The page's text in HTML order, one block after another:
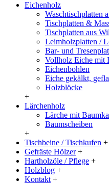
Eichenholz
Waschtischplatten
Tischplatten &
Tischplatten aus
Leimholzplatten /
Bar- und
Vollholz Eiche mit
Eichenbohlen
Eiche gekälkt,
Holzblöcke
+
Lärchenholz
Lärche mit
Baumscheiben
+
Tischbeine / Tischkufen +
Gefräste Hölzer +
Hartholzöle / Pflege +
Holzblog +
Kontakt +